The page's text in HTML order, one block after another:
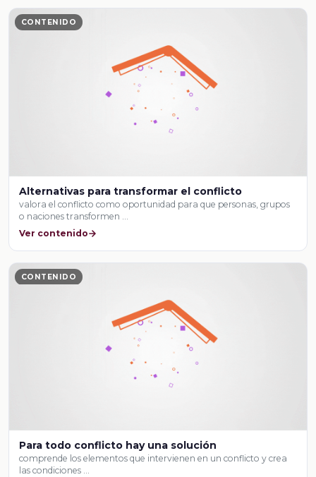
CONTENIDO
Alternativas para transformar el conflicto
valora el conflicto como oportunidad para que personas, grupos
o naciones transformen …
Ver contenido
CONTENIDO
Para todo conflicto hay una solución
comprende los elementos que intervienen en un conflicto y crea
las condiciones …